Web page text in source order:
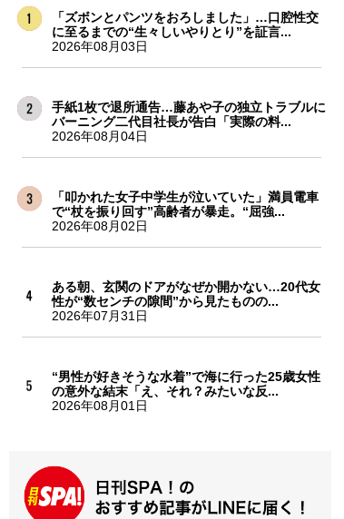
「ズボンとパンツをおろしました」…口腔性交
に至るまでの“生々しいやりとり”を証言...
2026年08月03日
手紙1枚で退所通告…藤あや子の独立トラブルに
バーニング二代目社長が告白「実際の料...
2026年08月04日
「叩かれた女子中学生が泣いていた」満員電車
で“杖を振り回す”高齢者が暴走。“屈強...
2026年08月02日
ある朝、玄関のドアがなぜか開かない…20代女
性が“数センチの隙間”から見たものの...
2026年07月31日
“男性が好きそうな水着”で海に行った25歳女性
の意外な結末「え、それ？みたいな反...
2026年08月01日